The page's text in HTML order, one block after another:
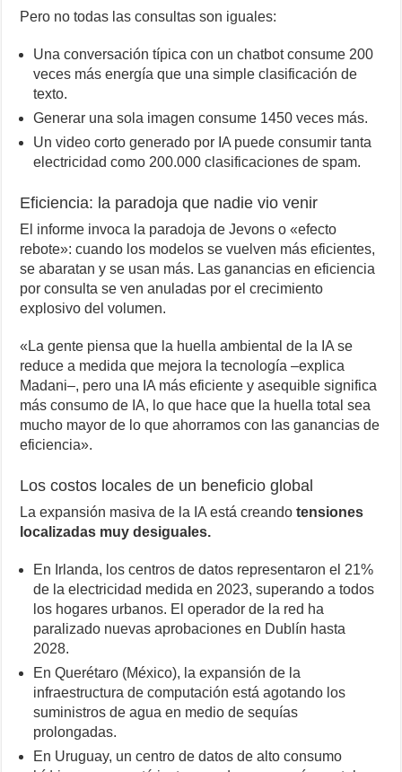
Pero no todas las consultas son iguales:
Una conversación típica con un chatbot consume 200
veces más energía que una simple clasificación de
texto.
Generar una sola imagen consume 1450 veces más.
Un video corto generado por IA puede consumir tanta
electricidad como 200.000 clasificaciones de spam.
Eficiencia: la paradoja que nadie vio venir
El informe invoca la paradoja de Jevons o «efecto
rebote»: cuando los modelos se vuelven más eficientes,
se abaratan y se usan más. Las ganancias en eficiencia
por consulta se ven anuladas por el crecimiento
explosivo del volumen.
«La gente piensa que la huella ambiental de la IA se
reduce a medida que mejora la tecnología –explica
Madani–, pero una IA más eficiente y asequible significa
más consumo de IA, lo que hace que la huella total sea
mucho mayor de lo que ahorramos con las ganancias de
eficiencia».
Los costos locales de un beneficio global
La expansión masiva de la IA está creandotensiones
localizadas muy desiguales.
En Irlanda, los centros de datos representaron el 21%
de la electricidad medida en 2023, superando a todos
los hogares urbanos. El operador de la red ha
paralizado nuevas aprobaciones en Dublín hasta
2028.
En Querétaro (México), la expansión de la
infraestructura de computación está agotando los
suministros de agua en medio de sequías
prolongadas.
En Uruguay, un centro de datos de alto consumo